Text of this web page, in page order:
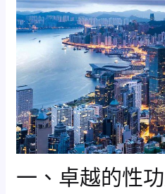
一、卓越的性